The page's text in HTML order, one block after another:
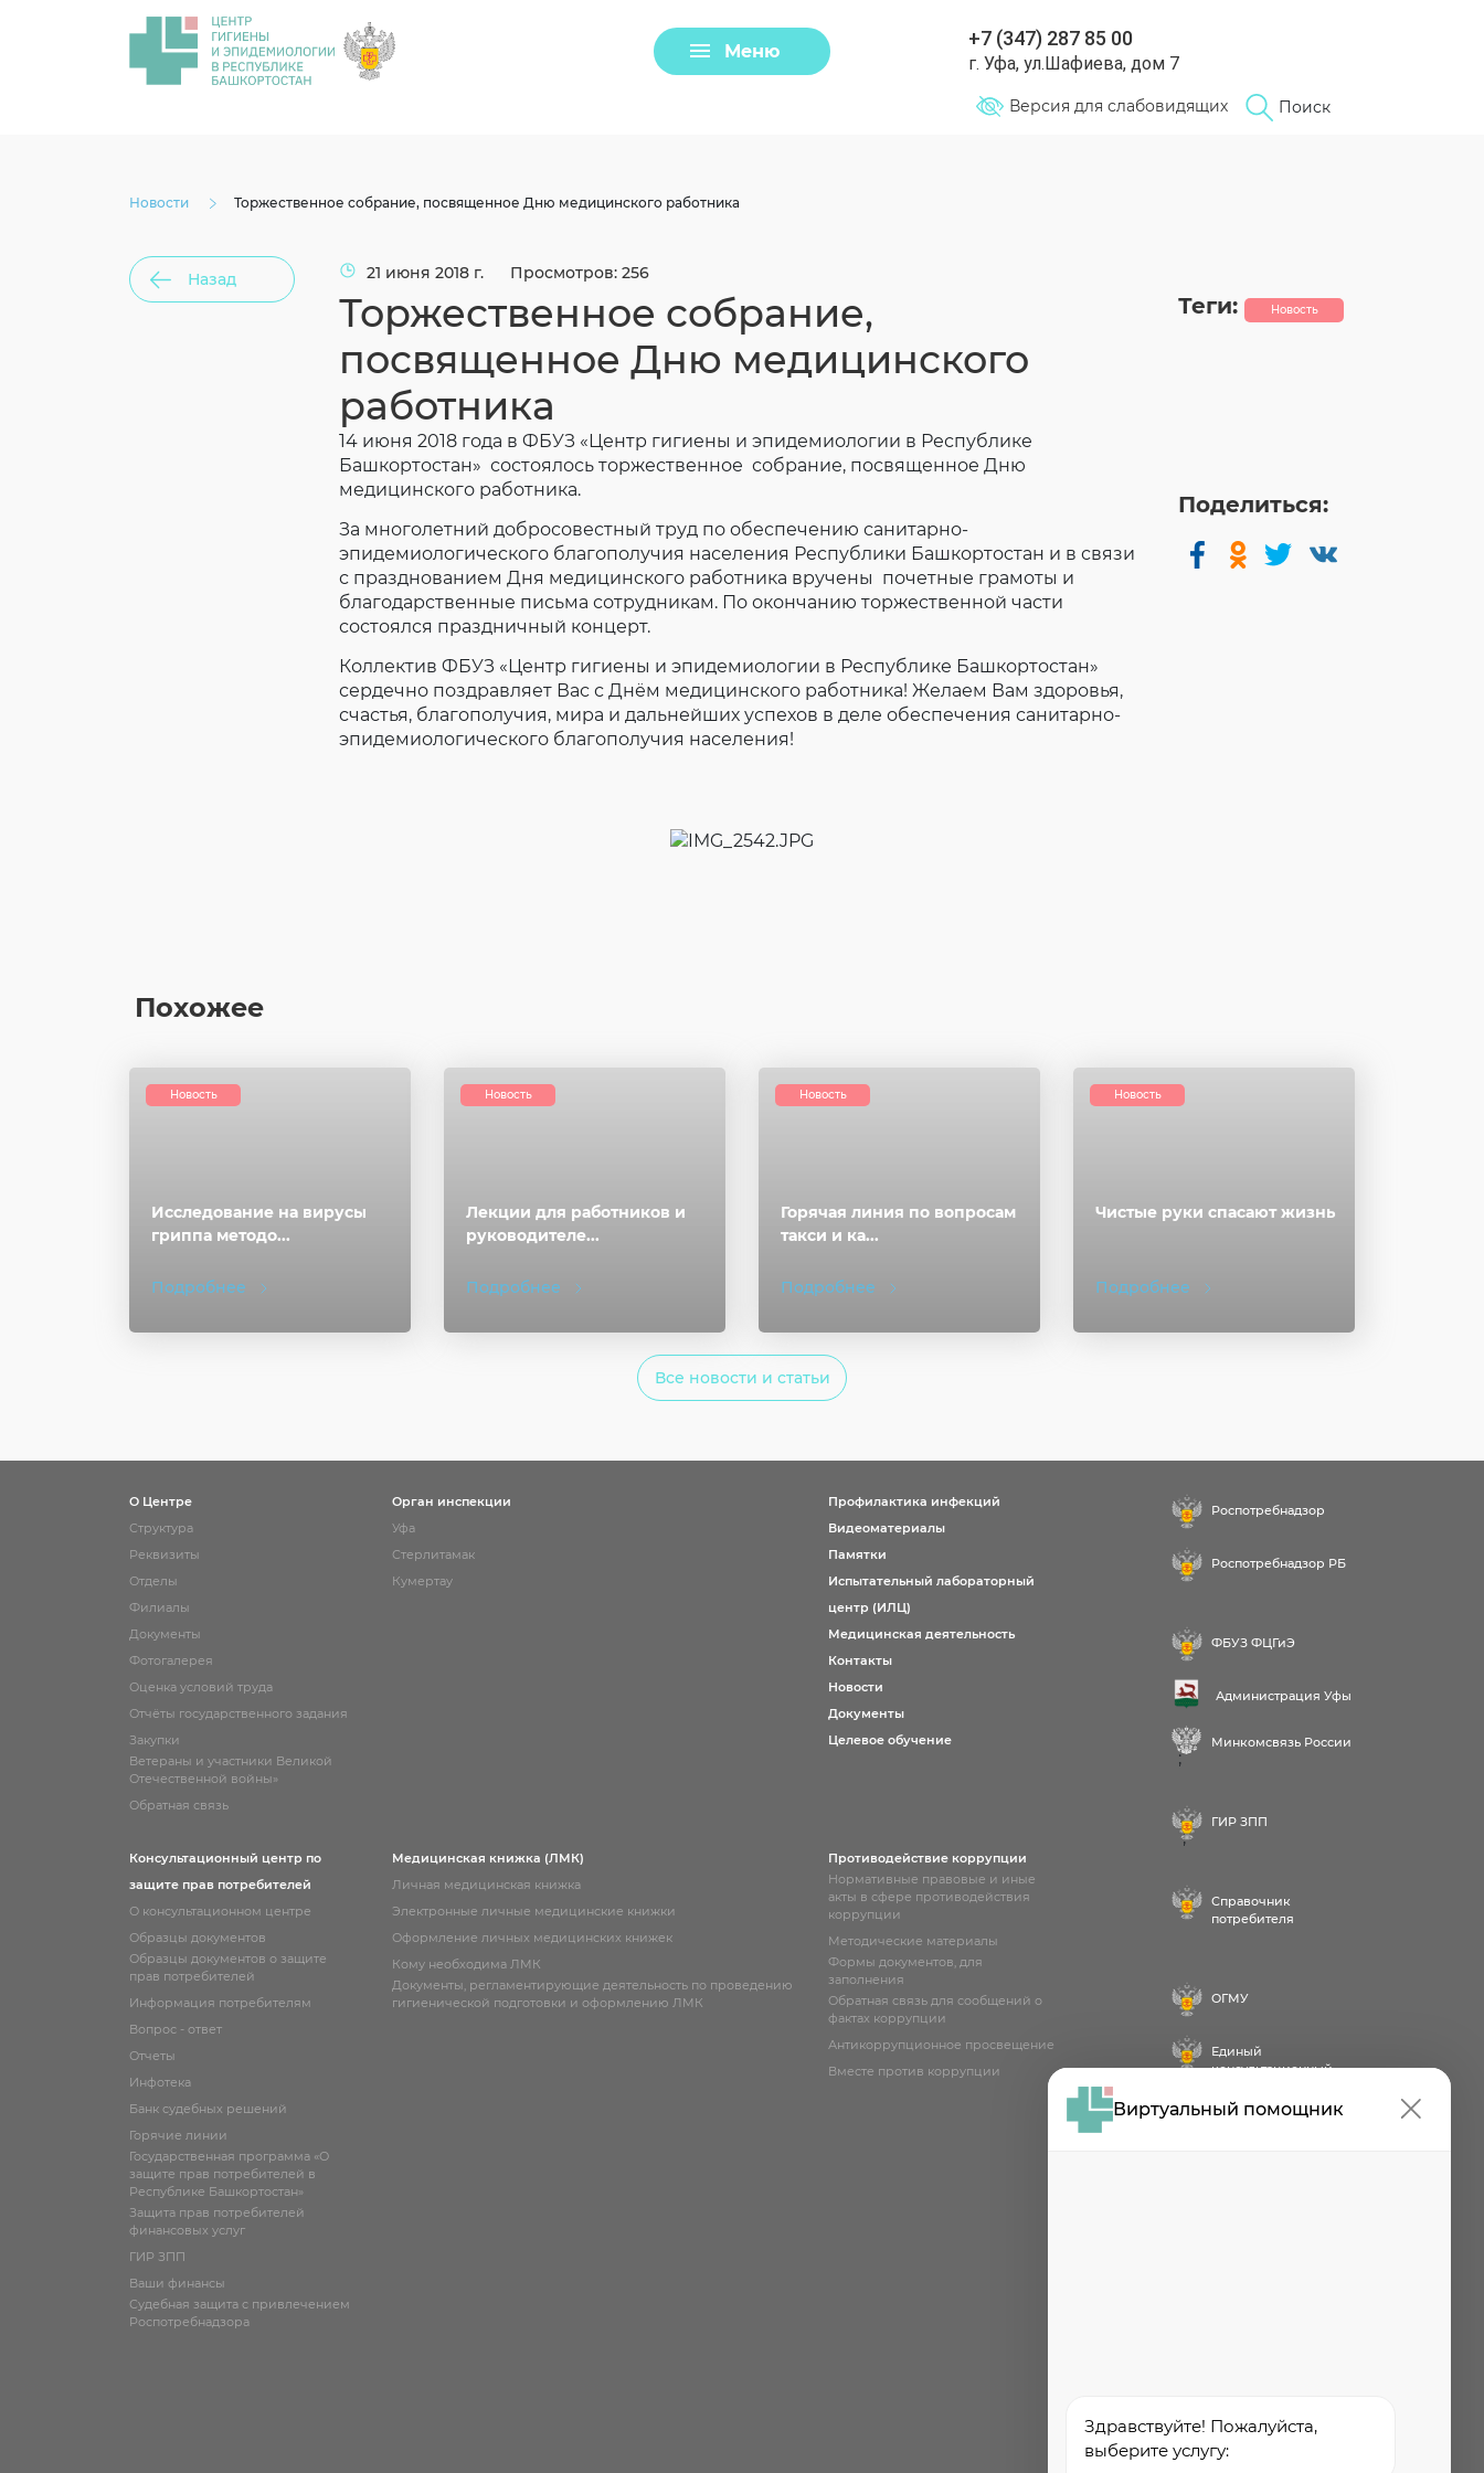
Меню
+7 (347) 287 85 00
г. Уфа, ул.Шафиева, дом 7
Поиск
Версия для слабовидящих
Виртуальный помощник
Здравствуйте! Пожалуйста,
выберите услугу:
Новости Торжественное собрание, посвященное Дню медицинского работника
Назад 21 июня 2018 г. Просмотров: 256
Торжественное собрание,
посвященное Дню медицинского
работника
14 июня 2018 года в ФБУЗ «Центр гигиены и эпидемиологии в Республике
Башкортостан» состоялось торжественное собрание, посвященное Дню
медицинского работника.
За многолетний добросовестный труд по обеспечению санитарно-
эпидемиологического благополучия населения Республики Башкортостан и в связи
с празднованием Дня медицинского работника вручены почетные грамоты и
благодарственные письма сотрудникам. По окончанию торжественной части
состоялся праздничный концерт.
Коллектив ФБУЗ «Центр гигиены и эпидемиологии в Республике Башкортостан»
сердечно поздравляет Вас с Днём медицинского работника! Желаем Вам здоровья,
счастья, благополучия, мира и дальнейших успехов в деле обеспечения санитарно-
эпидемиологического благополучия населения!
Теги: Новость
Поделиться:
Похожее
Исследование на вирусы
гриппа методо...
Подробнее
Новость
Лекции для работников и
руководителе...
Подробнее
Новость
Горячая линия по вопросам
такси и ка...
Подробнее
Новость
Чистые руки спасают жизнь
Подробнее
Новость
Все новости и статьи
О Центре
Структура
Реквизиты
Отделы
Филиалы
Документы
Фотогалерея
Оценка условий труда
Отчёты государственного задания
Закупки
Ветераны и участники Великой
Отечественной войны»
Обратная связь
Орган инспекции
Уфа
Стерлитамак
Кумертау
Профилактика инфекций
Видеоматериалы
Памятки
Испытательный лабораторный
центр (ИЛЦ)
Медицинская деятельность
Контакты
Новости
Документы
Целевое обучение
Консультационный центр по
защите прав потребителей
О консультационном центре
Образцы документов
Образцы документов о защите
прав потребителей
Информация потребителям
Вопрос - ответ
Отчеты
Инфотека
Банк судебных решений
Горячие линии
Государственная программа «О
защите прав потребителей в
Республике Башкортостан»
Защита прав потребителей
финансовых услуг
ГИР ЗПП
Ваши финансы
Судебная защита с привлечением
Роспотребнадзора
Медицинская книжка (ЛМК)
Личная медицинская книжка
Электронные личные медицинские книжки
Оформление личных медицинских книжек
Кому необходима ЛМК
Документы, регламентирующие деятельность по проведению
гигиенической подготовки и оформлению ЛМК
Противодействие коррупции
Нормативные правовые и иные
акты в сфере противодействия
коррупции
Методические материалы
Формы документов, для
заполнения
Обратная связь для сообщений о
фактах коррупции
Антикоррупционное просвещение
Вместе против коррупции
Роспотребнадзор
Роспотребнадзор РБ
ФБУЗ ФЦГиЭ
Администрация Уфы
Минкомсвязь России
;
ГИР ЗПП
;
Справочник
потребителя
ОГМУ
Единый
консультационный
Задать вопрос
Загрузить файл
Введите слово с картинки*: